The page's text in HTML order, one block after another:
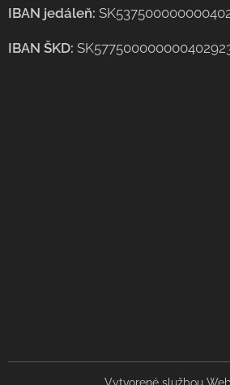
IBAN jedáleň:
IBAN ŠKD: